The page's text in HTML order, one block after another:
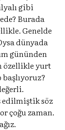
gibi
Burada
Genelde
dünyada
gününden
özellikle yurt
söz
çoğu zaman.